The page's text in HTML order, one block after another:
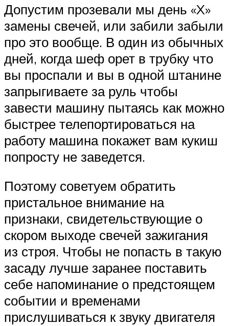
Допустим прозевали мы день «X»
замены свечей, или забили забыли
про это вообще. В один из обычных
дней, когда шеф орет в трубку что
вы проспали и вы в одной штанине
запрыгиваете за руль чтобы
завести машину пытаясь как можно
быстрее телепортироваться на
работу машина покажет вам кукиш
попросту не заведется.
Поэтому советуем обратить
пристальное внимание на
признаки, свидетельствующие о
скором выходе свечей зажигания
из строя. Чтобы не попасть в такую
засаду лучше заранее поставить
себе напоминание о предстоящем
событии и временами
прислушиваться к звуку двигателя